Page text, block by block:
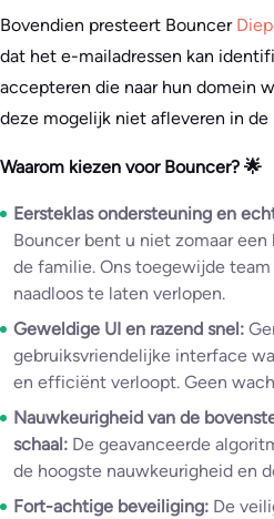
Bovendien presteert Bouncer
dat het e-mailadressen kan
accepteren die naar hun domein
deze mogelijk niet afleveren in de
Waarom kiezen voor Bouncer? 🌟
Eersteklas ondersteuning en
Bouncer bent u niet zomaar
de familie. Ons toegewijde
naadloos te laten verlopen.
Geweldige UI en razend snel:
gebruiksvriendelijke interface
en efficiënt verloopt. Geen
Nauwkeurigheid van de
schaal: De geavanceerde
de hoogste nauwkeurigheid en
Fort-achtige beveiliging: De